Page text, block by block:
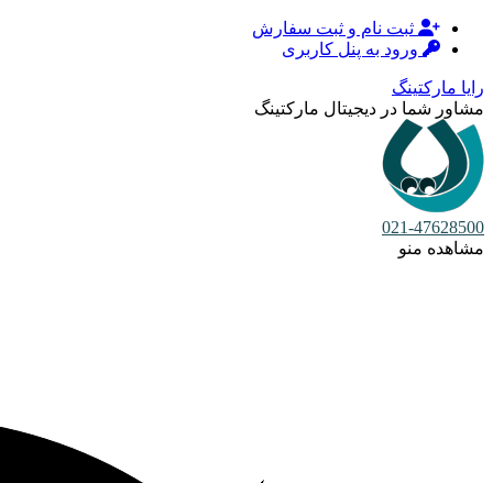
ثبت نام و ثبت سفارش
ورود به پنل کاربری
رایا مارکتینگ
مشاور شما در دیجیتال مارکتینگ
021-47628500
مشاهده منو